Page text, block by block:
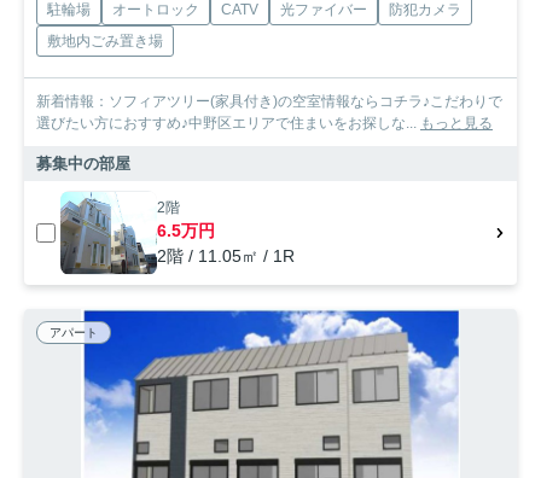
駐輪場 オートロック CATV 光ファイバー
防犯カメラ
敷地内ごみ置き場
新着情報：ソフィアツリー(家具付き)の空室情報ならコチラ♪こだわりで
選びたい方におすすめ♪中野区エリアで住まいをお探しな... もっと見る
募集中の部屋
2階
6.5万円
2階 / 11.05㎡ / 1R
アパート